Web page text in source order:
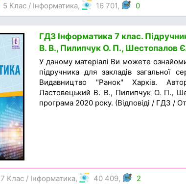
5 Клас / Інформатика, 16 701, 0
ГДЗ Інформатика 7 клас.
В. В., Пилипчук О. П., Шестопалов
У даному матеріалі Ви можете
підручника для закладів загальної
Видавництво "Ранок" Харків.
Ластовецький В. В., Пилипчук О. П.,
програма 2020 року. (Відповіді / ГДЗ /
7 Клас / Інформатика, 40 409, 2